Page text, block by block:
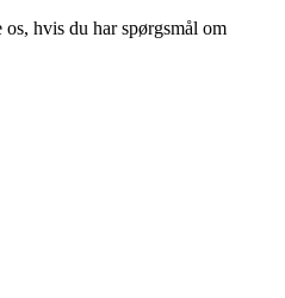
hvis du har spørgsmål om